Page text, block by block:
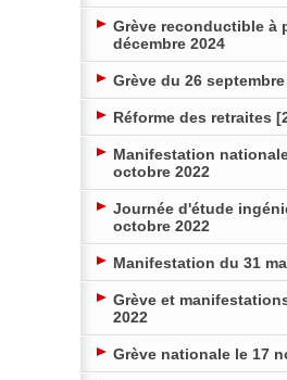
Grève reconductible à
décembre 2024
Grève du 26 septembre
Réforme des retraites
Manifestation
octobre 2022
Journée d'étude
octobre 2022
Manifestation du 31
Grève et
2022
Grève nationale le 17